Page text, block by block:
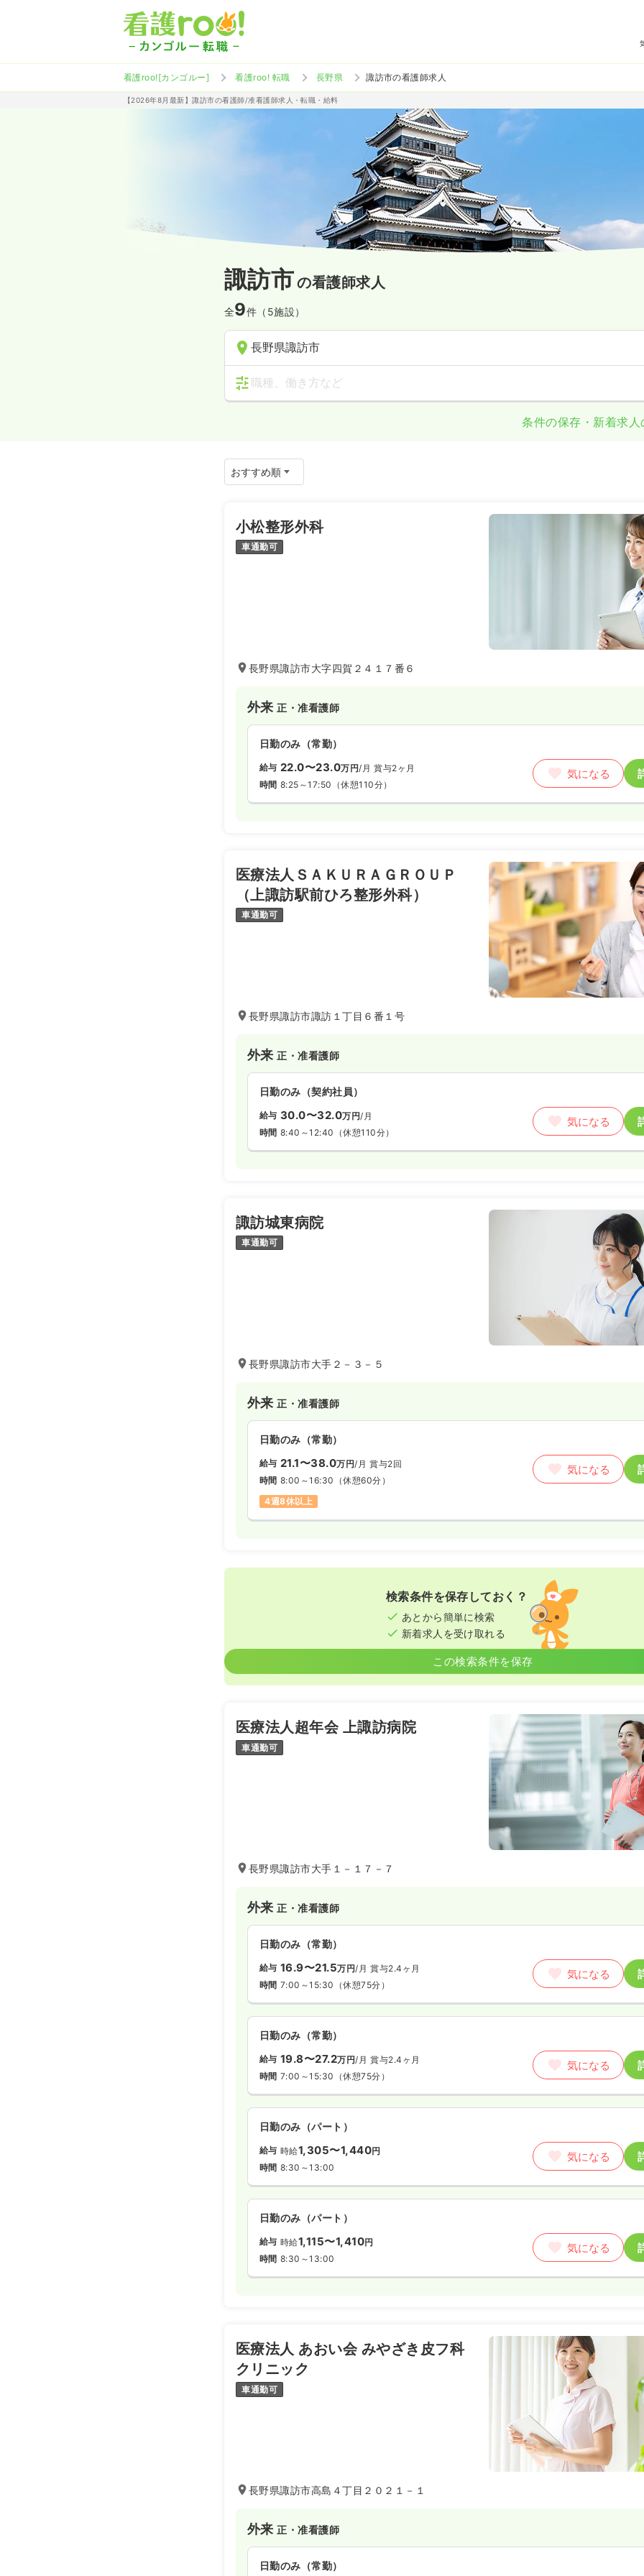
看護roo![カンゴルー] 看護roo! 転職 長野県 諏訪市の看護師求人
【2026年8月最新】諏訪市の看護師/准看護師求人・転職・給料
諏訪市の看護師求人
全9件（5施設）
長野県諏訪市
職種、働き方など
条件の保存・新着求
小松整形外科
車通勤可
長野県諏訪市大字四賀２４１７番６
外来正・准看護師
日勤のみ（常勤）
給与 22.0〜23.0万円/月 賞与2ヶ月
時間 8:25～17:50 （休憩110分）
気になる
医療法人ＳＡＫＵＲＡＧＲＯＵＰ
（上諏訪駅前ひろ整形外科）
車通勤可
長野県諏訪市諏訪１丁目６番１号
外来正・准看護師
日勤のみ（契約社員）
給与 30.0〜32.0万円/月
時間 8:40～12:40 （休憩110分）
気になる
諏訪城東病院
車通勤可
長野県諏訪市大手２－３－５
外来正・准看護師
日勤のみ（常勤）
給与 21.1〜38.0万円/月 賞与2回
時間 8:00～16:30 （休憩60分）
4週8休以上
気になる
検索条件を保存しておく？
あとから簡単に検索
新着求人を受け取れる
この検索条件を保存
医療法人超年会 上諏訪病院
車通勤可
長野県諏訪市大手１－１７－７
外来正・准看護師
日勤のみ（常勤）
給与 16.9〜21.5万円/月 賞与2.4ヶ月
時間 7:00～15:30 （休憩75分）
気になる
日勤のみ（常勤）
給与 19.8〜27.2万円/月 賞与2.4ヶ月
時間 7:00～15:30 （休憩75分）
気になる
日勤のみ（パート）
給与 時給1,305〜1,440円
時間 8:30～13:00
気になる
日勤のみ（パート）
給与 時給1,115〜1,410円
時間 8:30～13:00
気になる
医療法人 あおい会 みやざき皮フ科
クリニック
車通勤可
長野県諏訪市高島４丁目２０２１－１
外来正・准看護師
日勤のみ（常勤）